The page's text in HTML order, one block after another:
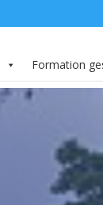
Formation